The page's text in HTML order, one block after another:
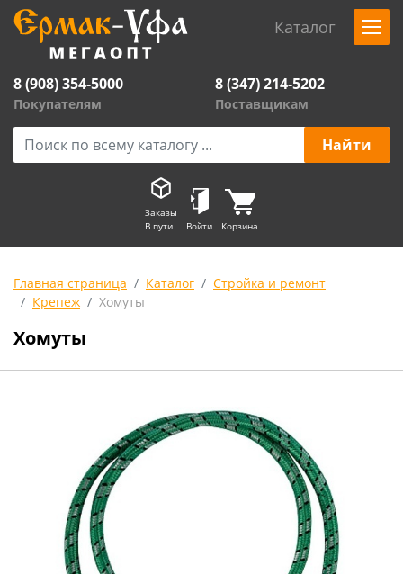
Каталог
8 (908) 354-5000
Покупателям
8 (347) 214-5202
Поставщикам
Заказы
В пути
Войти Корзина
Главная страница Каталог
Стройка и ремонт
Крепеж
Хомуты
Хомуты